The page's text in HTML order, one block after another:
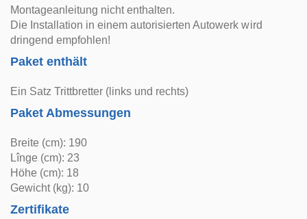
Montageanleitung nicht enthalten.
Die Installation in einem autorisierten Autowerk wird
dringend empfohlen!
Paket enthält
Ein Satz Trittbretter (links und rechts)
Paket Abmessungen
Breite (cm): 190
Lînge (cm): 23
Höhe (cm): 18
Gewicht (kg): 10
Zertifikate